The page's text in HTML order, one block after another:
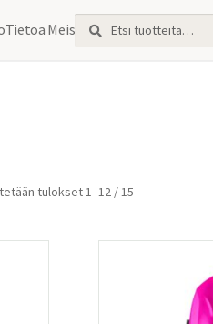
Tietoa MeistäEtsi:
Haku
tulokset 1–12 / 15Sorted